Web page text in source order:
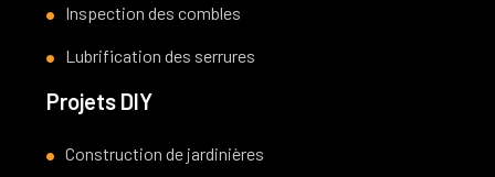
Inspection des combles
Lubrification des serrures
Projets DIY
Construction de jardinières